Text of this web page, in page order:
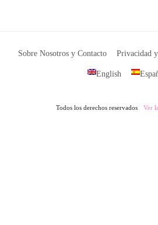
Sobre Nosotros y Contacto Privacidad
English
Todos los derechos reservados Ver